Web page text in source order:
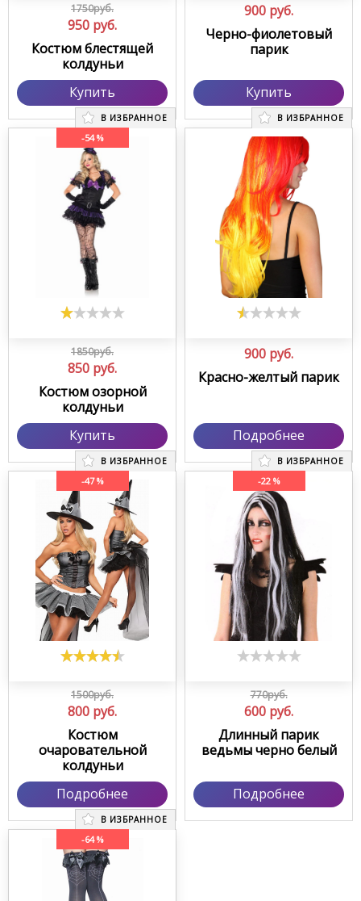
1750руб.
950 руб.
Костюм блестящей
колдуньи
Купить
900 руб.
Черно-фиолетовый
парик
Купить
В ИЗБРАННОЕ
-54 %
1850руб.
850 руб.
Костюм озорной
колдуньи
Купить
В ИЗБРАННОЕ
900 руб.
Красно-желтый парик
Подробнее
В ИЗБРАННОЕ
-47 %
1500руб.
800 руб.
Костюм
очаровательной
колдуньи
Подробнее
В ИЗБРАННОЕ
-22 %
770руб.
600 руб.
Длинный парик
ведьмы черно белый
Подробнее
В ИЗБРАННОЕ
-64 %